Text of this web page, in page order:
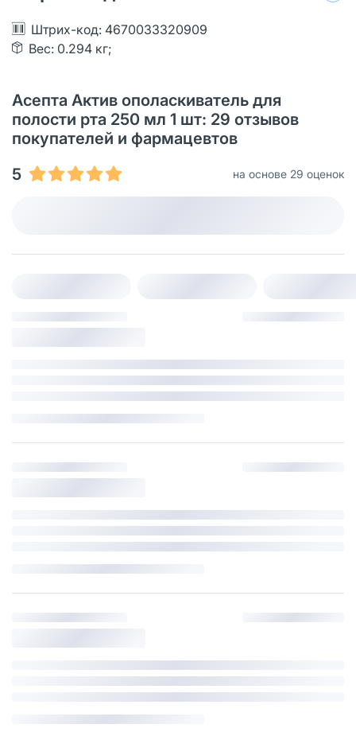
Штрих-код: 4670033320909
Вес: 0.294 кг;
Асепта Актив ополаскиватель для
полости рта 250 мл 1 шт: 29 отзывов
покупателей и фармацевтов
5
на основе 29 оценок